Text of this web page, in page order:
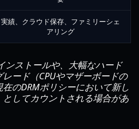
実績、クラウド保存、ファミリーシェ
アリング
ンストールや、大幅なハード
ード（CPUやマザーボードの
のDRMポリシーにおいて新し
としてカウントされる場合があ